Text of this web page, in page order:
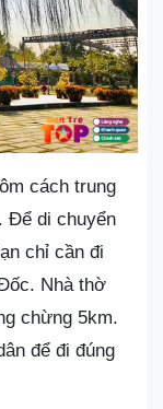
cách trung
Để di chuyển
chỉ cần đi
Nhà thờ
chừng 5km.
để đi đúng